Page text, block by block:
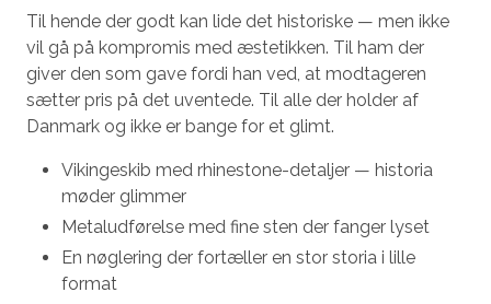
Til hende der godt kan lide det historiske — men ikke
vil gå på kompromis med æstetikken. Til ham der
giver den som gave fordi han ved, at modtageren
sætter pris på det uventede. Til alle der holder af
Danmark og ikke er bange for et glimt.
Vikingeskib med rhinestone-detaljer — historia
møder glimmer
Metaludførelse med fine sten der fanger lyset
En nøglering der fortæller en stor storia i lille
format